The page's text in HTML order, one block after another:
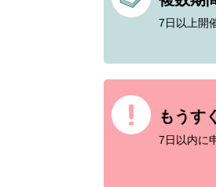
7日以上開
もうす
7日以内に